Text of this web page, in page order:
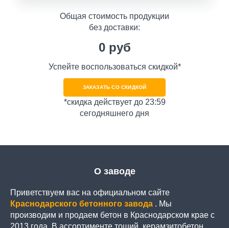
Общая стоимость продукции
без доставки:
0руб
Успейте воспользоваться скидкой*
ЗАКАЗАТЬ СО СКИДКОЙ
*скидка действует до 23:59
сегодняшнего дня
О заводе
Приветствуем вас на официальном сайте
Краснодарского бетонного завода . Мы
производим и продаем бетон в Краснодарском крае с
2013 года. В ассортименте тощий, керамзитобетон,